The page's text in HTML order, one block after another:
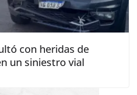
con heridas de
un siniestro vial